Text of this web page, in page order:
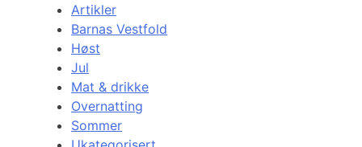
Artikler
Barnas Vestfold
Høst
Jul
Mat & drikke
Overnatting
Sommer